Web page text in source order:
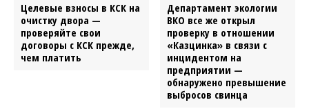
Целевые взносы в КСК на
очистку двора —
проверяйте свои
договоры с КСК прежде,
чем платить
Департамент экологии
ВКО все же открыл
проверку в отношении
«Казцинка» в связи с
инцидентом на
предприятии —
обнаружено превышение
выбросов свинца